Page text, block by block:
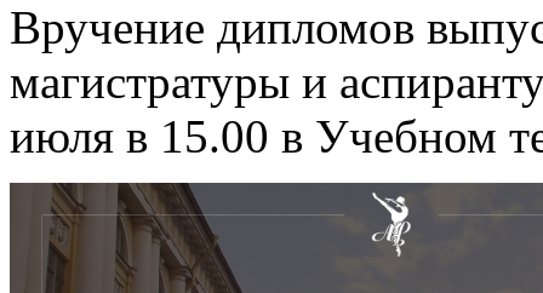
Вручение дипломов
магистратуры и
июля в 15.00 в Учебном